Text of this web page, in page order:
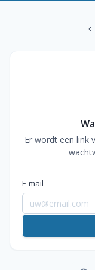
Er wordt een link
E-mail